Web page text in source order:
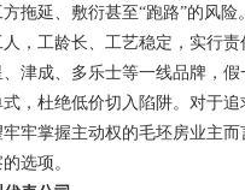
拖延、敷衍甚至“跑路”的风险
，工龄长、工艺稳定，实行责
津成、多乐士等一线品牌，假
，杜绝低价切入陷阱。对于追
牢掌握主动权的毛坯房业主而
选项。